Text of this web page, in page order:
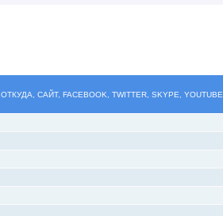
ОТКУДА, САЙТ, FACEBOOK, TWITTER, SKYPE, YOUTUBE